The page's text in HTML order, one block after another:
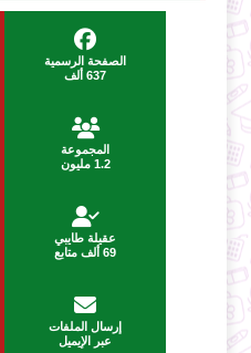
الصفحة الرسمية
637 ألف
المجموعة
1.2 مليون
عقيلة طايبي
69 ألف متابع
إرسال الملفات
عبر الإيميل